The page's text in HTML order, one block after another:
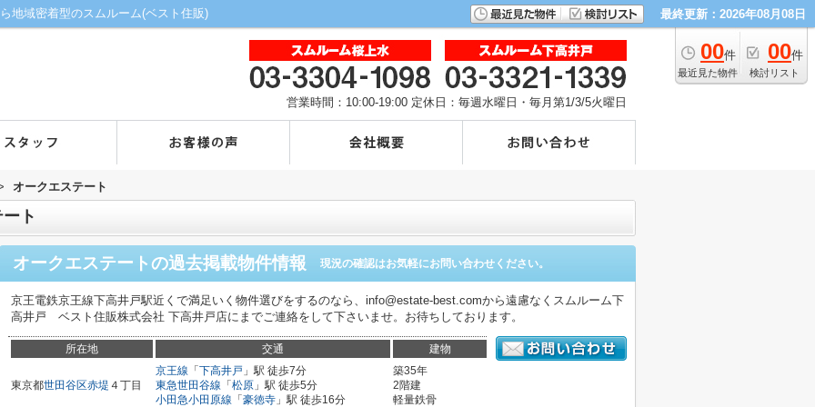
地域密着型のスムルーム(ベスト住販) 最終更新：2026年08月08日
00件
最近見た物件
00件
検討リスト
営業時間：10:00-19:00 定休日：毎週水曜日・毎月第1/3/5火曜日
オークエステート
ト
オークエステートの過去掲載物件情報 現況の確認はお気軽にお問い合わせください。
京王電鉄京王線下高井戸駅近くで満足いく物件選びをするのなら、info@estate-best.comから遠慮なくスムルーム下
高井戸 ベスト住販株式会社 下高井戸店にまでご連絡をして下さいませ。お待ちしております。
所在地 交通 建物
東京都世田谷区赤堤 ４丁目
京王線 「 下高井戸 」駅 徒歩7分
東急世田谷線 「 松原 」駅 徒歩5分
小田急小田原線 「 豪徳寺 」駅 徒歩16分
築35年
2階建
軽量鉄骨